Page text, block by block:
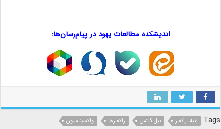
اندیشکده مطالعات یهود در پیام‌رسان‌ها:
…
…
…
Tags بنیاد راکفلر بیل گیتس راکفلرها واکسیناسیون